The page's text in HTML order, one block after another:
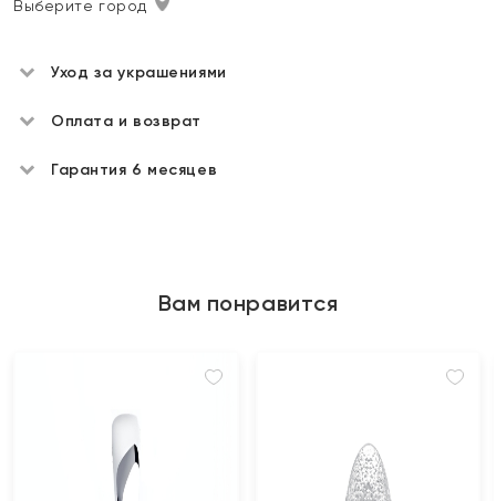
Выберите город
Уход за украшениями
Оплата и возврат
Гарантия 6 месяцев
Вам понравится